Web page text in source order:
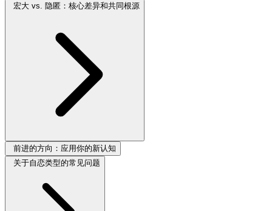
宏大 vs. 隐匿：核心差异和共同根源
前进的方向：应用你的新认知
关于自恋类型的常见问题